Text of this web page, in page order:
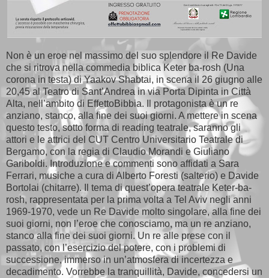
Non è un eroe nel massimo del suo splendore il Re Davide
che si ritrova nella commedia biblica Keter ba-rosh (Una
corona in testa) di Yaakov Shabtai, in scena il 26 giugno alle
20,45 al Teatro di Sant’Andrea in via Porta Dipinta in Città
Alta, nell’ambito di EffettoBibbia. Il protagonista è un re
anziano, stanco, alla fine dei suoi giorni. A mettere in scena
questo testo, sotto forma di reading teatrale, saranno gli
attori e le attrici del CUT Centro Universitario Teatrale di
Bergamo, con la regia di Claudio Morandi e Giuliano
Gariboldi. Introduzione e commenti sono affidati a Sara
Ferrari, musiche a cura di Alberto Foresti (salterio) e Davide
Bortolai (chitarre). Il tema di quest’opera teatrale Keter-ba-
rosh, rappresentata per la prima volta a Tel Aviv negli anni
1969-1970, vede un Re Davide molto singolare, alla fine dei
suoi giorni, non l’eroe che conosciamo, ma un re anziano,
stanco alla fine dei suoi giorni. Un re alle prese con il
passato, con l’esercizio del potere, con i problemi di
successione, immerso in un’atmosfera di incertezza e
decadimento. Vorrebbe la tranquillità, Davide, concedersi un